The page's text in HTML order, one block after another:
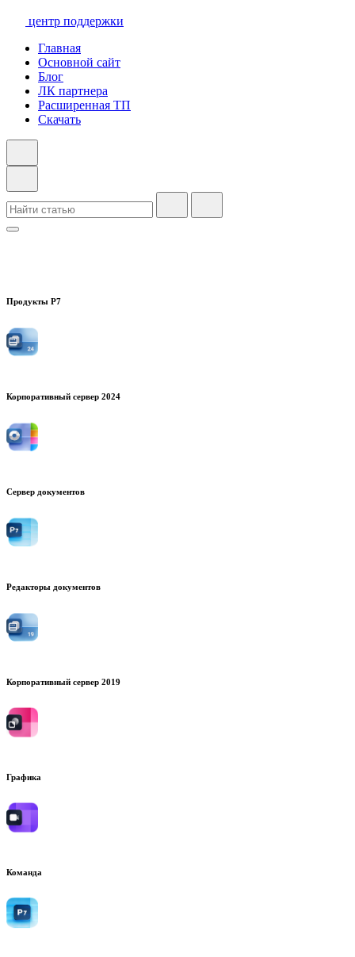
центр поддержки
Главная
Основной сайт
Блог
ЛК партнера
Расширенная ТП
Скачать
Продукты Р7
Корпоративный сервер 2024
Сервер документов
Редакторы документов
Корпоративный сервер 2019
Графика
Команда